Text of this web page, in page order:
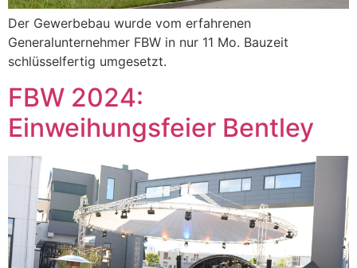
Der Gewerbebau wurde vom erfahrenen
Generalunternehmer FBW in nur 11 Mo. Bauzeit
schlüsselfertig umgesetzt.
FBW 2024:
Einweihungsfeier Bentley